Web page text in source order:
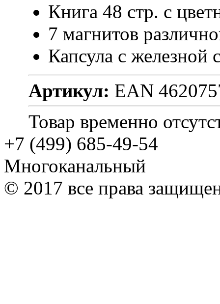
Книга 48 стр. с
7 магнитов
Капсула с железной
Артикул: EAN
Товар временно
+7 (499) 685-49-54
Многоканальный
© 2017 все права